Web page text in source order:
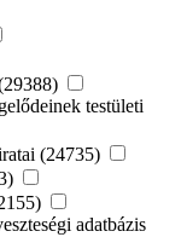
testületi
(24735)
adatbázis